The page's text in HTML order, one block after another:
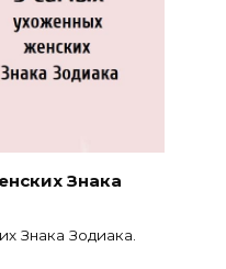
Знака
Знака Зодиака.